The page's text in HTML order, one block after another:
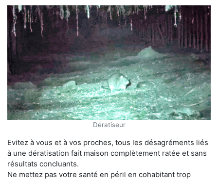
Dératiseur
Evitez à vous et à vos proches, tous les désagréments liés
à une dératisation fait maison complètement ratée et sans
résultats concluants.
Ne mettez pas votre santé en péril en cohabitant trop